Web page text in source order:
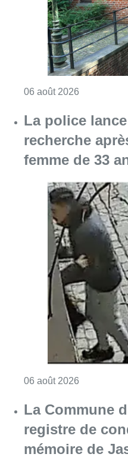
06 août 2026
La police
recherche
femme de 33
06 août 2026
La Commune
registre de
mémoire de